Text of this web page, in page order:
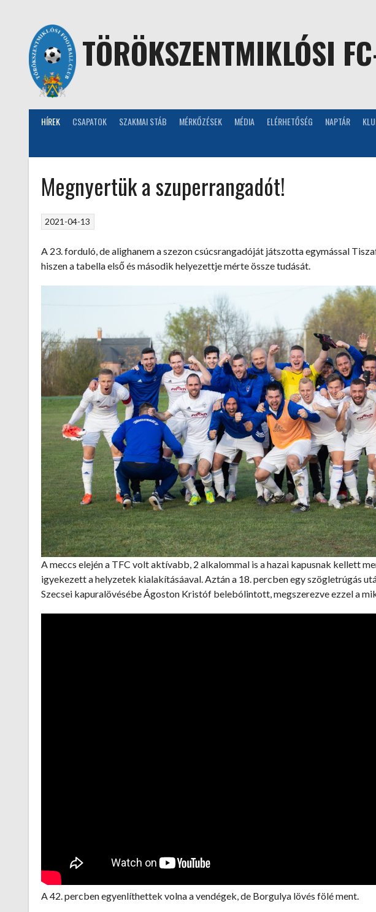
TÖRÖKSZENTMIKLÓSI
HÍREK CSAPATOK SZAKMAI STÁB MÉRKŐZÉSEK MÉDIA ELÉRHETŐSÉG NAPTÁR
Megnyertük a szuperrangadót!
2021-04-13
A 23. forduló, de alighanem a szezon csúcsrangadóját játszotta egymással
hiszen a tabella első és második helyezettje mérte össze tudását.
A meccs elején a TFC volt aktívabb, 2 alkalommal is a hazai kapusnak kellett
igyekezett a helyzetek kialakításáaval. Aztán a 18. percben egy szögletrúgás
Szecsei kapuralövésébe Ágoston Kristóf belebólintott, megszerezve ezzel a
A 42. percben egyenlíthettek volna a vendégek, de Borgulya lövés fölé ment.